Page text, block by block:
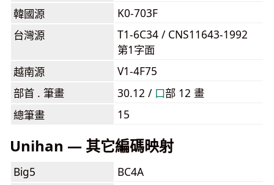
韓國源
K0-703F
台灣源
T1-6C34 / CNS11643-1992
第1字面
越南源
V1-4F75
部首 . 筆畫
30.12 / ⼝部 12 畫
總筆畫
15
Unihan — 其它編碼映射
Big5
BC4A